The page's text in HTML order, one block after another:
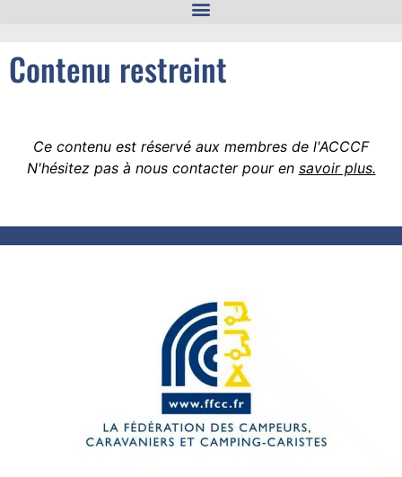
Contenu restreint
Ce contenu est réservé aux membres de l'ACCCF
N'hésitez pas à nous contacter pour en savoir plus.